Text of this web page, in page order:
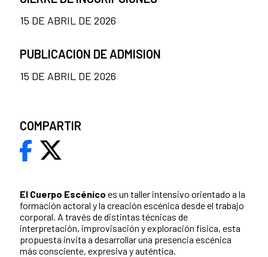
El Cuerpo Escénico es un taller intensivo orientado a la
formación actoral y la creación escénica desde el trabajo
corporal. A través de distintas técnicas de
interpretación, improvisación y exploración física, esta
propuesta invita a desarrollar una presencia escénica
más consciente, expresiva y auténtica.
15 DE ABRIL DE 2026
PUBLICACION DE ADMISION
15 DE ABRIL DE 2026
COMPARTIR